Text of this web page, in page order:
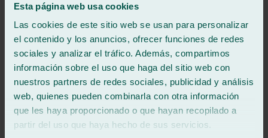
Esta página web usa cookies
Las cookies de este sitio web se usan para personalizar
el contenido y los anuncios, ofrecer funciones de redes
sociales y analizar el tráfico. Además, compartimos
información sobre el uso que haga del sitio web con
nuestros partners de redes sociales, publicidad y análisis
web, quienes pueden combinarla con otra información
que les haya proporcionado o que hayan recopilado a
partir del uso que haya hecho de sus servicios.
Olvida el papeleo del seguro
Reparamos tu luna en 30 minutos y nos encargamos de la gestión
con el seguro.
Pide cita ahora
Book online
900 333 733